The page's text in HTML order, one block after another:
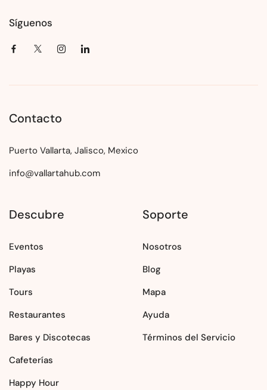
Síguenos
Contacto
Puerto Vallarta, Jalisco, Mexico
info@vallartahub.com
Descubre
Eventos
Playas
Tours
Restaurantes
Bares y Discotecas
Cafeterías
Happy Hour
Soporte
Nosotros
Blog
Mapa
Ayuda
Términos del Servicio